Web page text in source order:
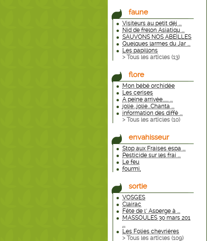
faune
Visiteurs au petit déj ...
Nid de frelon Asiatiqu ...
SAUVONS NOS ABEILLES
Quelques larmes du Jar ...
Les papillons
> Tous les articles (13)
flore
Mon bébé orchidée
Les cerises
A peine arrivée...... ...
jolie...jolie...Chanta ...
information des diffé ...
> Tous les articles (10)
envahisseur
Stop aux Fraises espa ...
Pesticide sur les frai ...
Le feu
fourmi,
sortie
VOSGES
Clairac
Fête de l" Asperge à ...
MASSOULES 30 mars 201
...
Les Folies chevriéres
> Tous les articles (109)